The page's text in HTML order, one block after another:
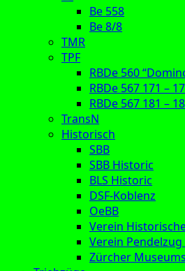
Be 558
Be 8/8
TMR
TPF
RBDe 560
RBDe 567 171 –
RBDe 567 181 –
TransN
Historisch
SBB
SBB Historic
BLS Historic
DSF-Koblenz
OeBB
Verein
Verein
Zürcher